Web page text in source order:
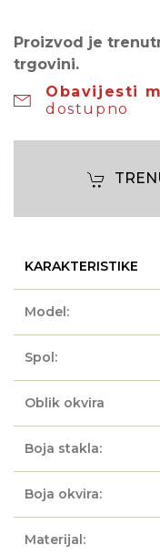
Proizvod je
trgovini.
Obavijesti
dostupno
KARAKTERISTIKE
Model:
Spol:
Oblik okvira
Boja stakla:
Boja okvira:
Materijal: